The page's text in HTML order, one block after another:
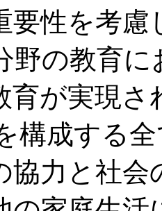
要性を考
野の教育
育が実現
成する全
協力と社